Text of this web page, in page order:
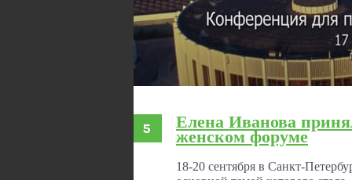
Елена Иванова
женском форуме
18-20 сентября в Санкт-